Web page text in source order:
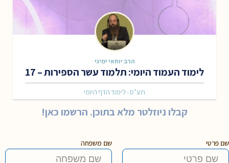
הרב יוחאי ימיני
לימוד העמוד היומי: תלמוד עשר הספירות – 17
תע"ס - לימוד הדף היומי
קבלו ניוזלטר מלא בתוכן. הרשמו כאן!
שם פרטי שם משפחה